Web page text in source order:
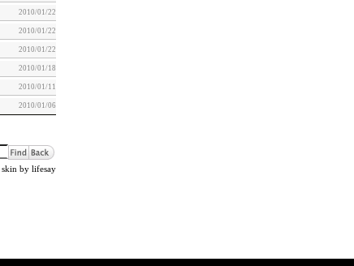
2010/01/22
2010/01/22
2010/01/22
2010/01/18
2010/01/11
2010/01/06
skin by lifesay